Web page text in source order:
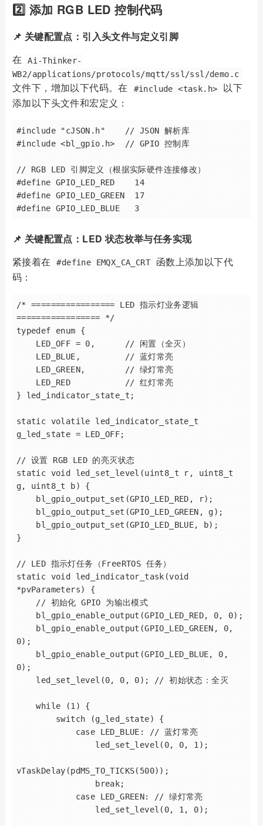
2️⃣ 添加 RGB LED 控制代码
📌 关键配置点：引入头文件与定义引脚
在
Ai-Thinker-
WB2/applications/protocols/mqtt/ssl/ssl/demo.c
文件下，增加以下代码。在 #include <task.h>
以下
添加以下头文件和宏定义：
#include "cJSON.h"    // JSON 解析库
#include <bl_gpio.h>  // GPIO 控制库
// RGB LED 引脚定义（根据实际硬件连接修改）
#define GPIO_LED_RED    14
#define GPIO_LED_GREEN  17
📌 关键配置点：LED 状态枚举与任务实现
紧接着在
#define EMQX_CA_CRT
函数上添加以下代
码：
/* ================= LED 指示灯业务逻辑
================= */
typedef enum {
} led_indicator_state_t;
static volatile led_indicator_state_t
g_led_state = LED_OFF;
// 设置 RGB LED 的亮灭状态
static void led_set_level(uint8_t r, uint8_t
g, uint8_t b) {
}
// LED 指示灯任务（FreeRTOS 任务）
static void led_indicator_task(void
*pvParameters) {
0);
0);
    while (1) {
vTaskDelay(pdMS_TO_TICKS(500));